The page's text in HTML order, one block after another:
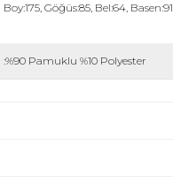
Boy:175, Göğüs:85, Bel:64, Basen:91
:%90 Pamuklu %10 Polyester